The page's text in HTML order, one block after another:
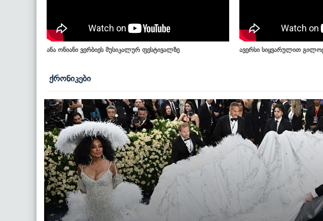
ანა ონიანი ვერბიეს მუსიკალურ ფესტივალზე ავერსი სიყვარულით
ქრონიკები